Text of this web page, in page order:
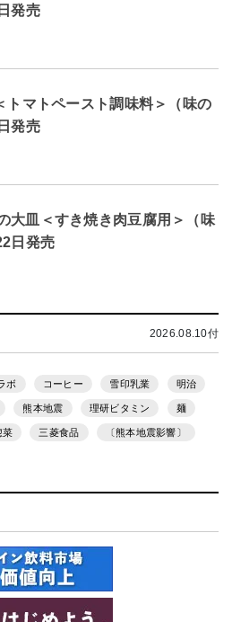
発売
マトペースト調味料＞（味の
発売
皿＜すき焼き肉豆腐用＞（味
日発売
2026.08.10付
ボ コーヒー 雪印乳業 明治
熊本地震 理研ビタミン 麺
菜 三菱食品 〔熊本地震影響〕